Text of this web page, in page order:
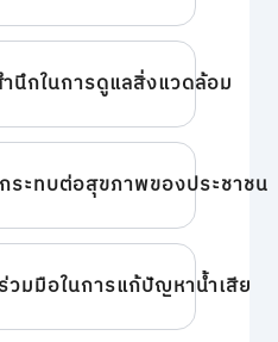
นึกในการดูแลสิ่งแวดล้อม
ระทบต่อสุขภาพของประชาชน
วมมือในการแก้ปัญหาน้ำเสีย